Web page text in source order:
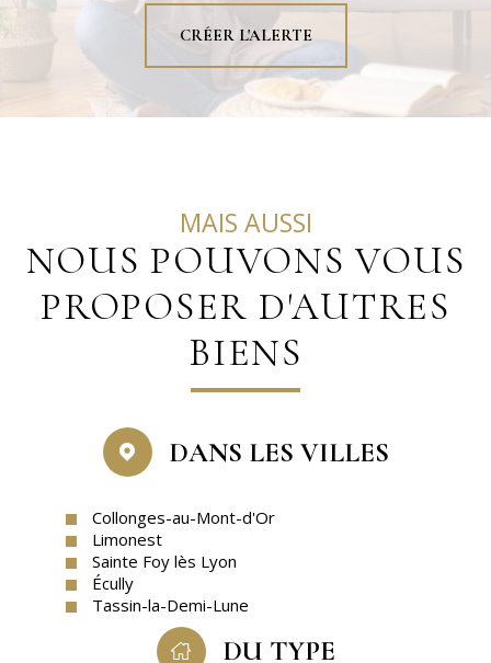
CRÉER L'ALERTE
MAIS AUSSI
NOUS POUVONS VOUS
PROPOSER D'AUTRES
BIENS
DANS LES VILLES
Collonges-au-Mont-d'Or
Limonest
Sainte Foy lès Lyon
Écully
Tassin-la-Demi-Lune
DU TYPE